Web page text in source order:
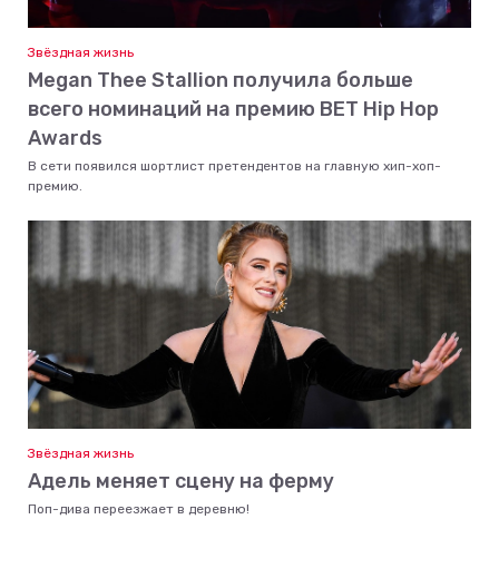
Звёздная жизнь
Megan Thee Stallion получила больше
всего номинаций на премию BET Hip Hop
Awards
В сети появился шортлист претендентов на главную хип-хоп-
премию.
Звёздная жизнь
Адель меняет сцену на ферму
Поп-дива переезжает в деревню!